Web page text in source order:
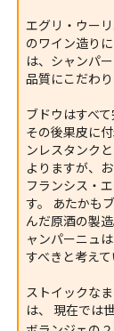
エグリ・ウー
のワイン造り
は、シャンパ
品質にこだわり
ブドウはすべ
その後果皮に
ンレスタンク
よりますが、
フランシス・
す。 あたかも
んだ原酒の製
ャンパーニュ
すべきと考えて
ストイックな
は、 現在では